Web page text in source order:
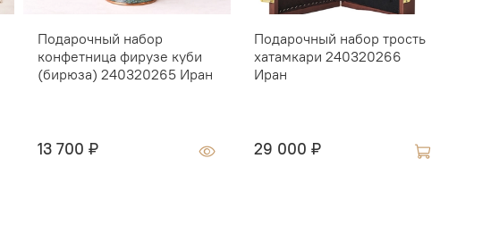
Подарочный набор
конфетница фирузе куби
(бирюза) 240320265 Иран
13 700 ₽
Подарочный набор трость
хатамкари 240320266
Иран
29 000 ₽